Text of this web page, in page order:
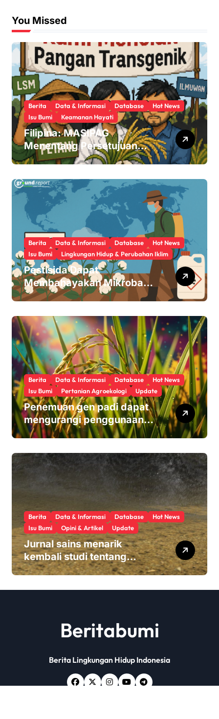
You Missed
Berita Data & Informasi Database
Hot News
Isu Bumi
Keamanan Hayati
Filipina: MASIPAG
Menentang Persetujuan
Beras Transgenik
Berita Data & Informasi Database
Hot News
Isu Bumi
Lingkungan Hidup & Perubahan Iklim
Pestisida Dapat
Membahayakan Mikroba
Usus Kita
Berita Data & Informasi Database
Hot News
Isu Bumi
Pertanian Agroekologi Update
Penemuan gen padi dapat
mengurangi penggunaan
pupuk sekaligus melindungi
Berita Data & Informasi Database
Hot News
Isu Bumi
Opini & Artikel Update
Jurnal sains menarik
kembali studi tentang
keamanan Monsanto
Beritabumi
Berita Lingkungan Hidup Indonesia